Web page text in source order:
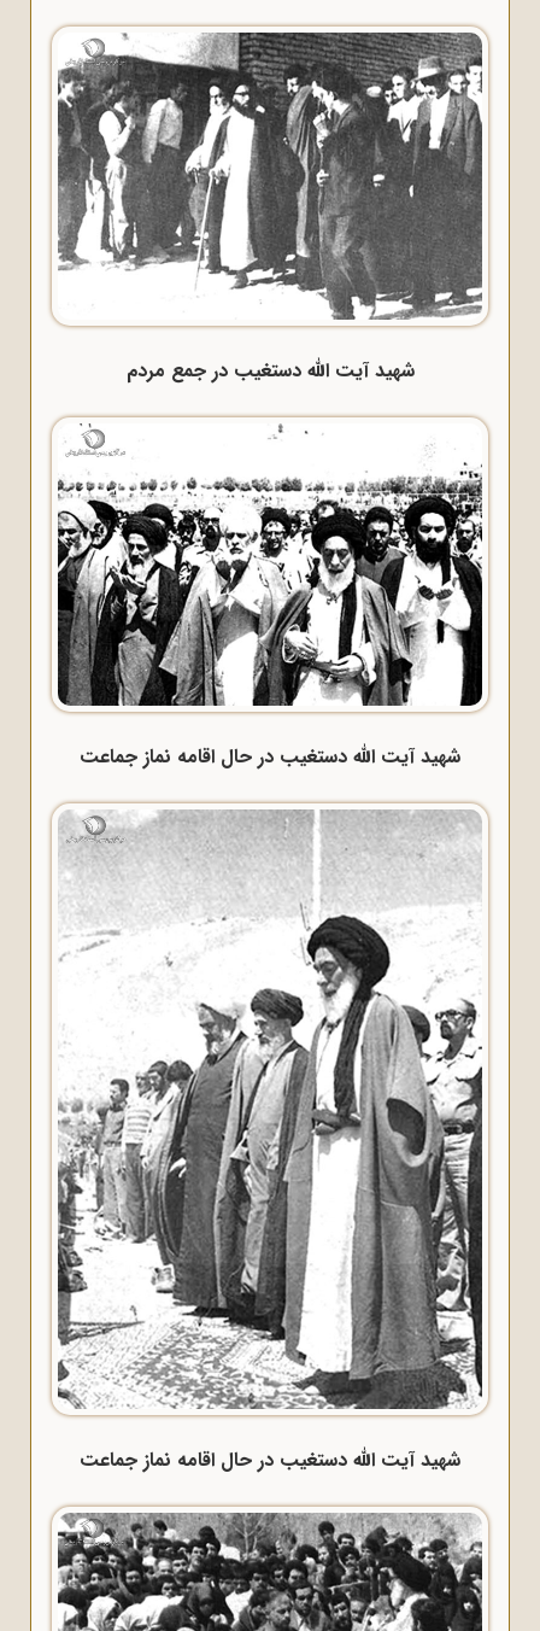
شهید آیت الله دستغیب در جمع مردم
شهید آیت الله دستغیب در حال اقامه نماز جماعت
شهید آیت الله دستغیب در حال اقامه نماز جماعت